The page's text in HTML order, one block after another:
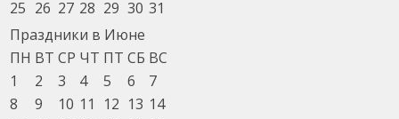
25 26 27 28 29 30 31
Праздники в Июне
ПН ВТ СР ЧТ ПТ СБ ВС
1
2 3 4 5 6
7
8
9 10 11 12 13 14